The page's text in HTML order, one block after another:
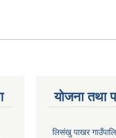
योजना तथा
लिसंखु पाखर